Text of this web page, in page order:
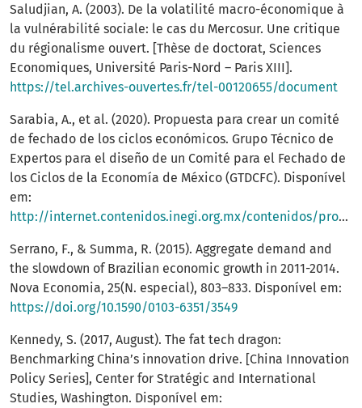
Saludjian, A. (2003). De la volatilité macro-économique à
la vulnérabilité sociale: le cas du Mercosur. Une critique
du régionalisme ouvert. [Thèse de doctorat, Sciences
Economiques, Université Paris-Nord – Paris XIII].
https://tel.archives-ouvertes.fr/tel-00120655/document
Sarabia, A., et al. (2020). Propuesta para crear un comité
de fechado de los ciclos económicos. Grupo Técnico de
Expertos para el diseño de un Comité para el Fechado de
los Ciclos de la Economía de México (GTDCFC). Disponível
em:
http://internet.contenidos.inegi.org.mx/contenidos/productos/prod_serv/contenidos/espanol/bvinegi/productos/nueva_estruc/promo/GTDCFC_2020.pdf
Serrano, F., & Summa, R. (2015). Aggregate demand and
the slowdown of Brazilian economic growth in 2011-2014.
Nova Economia, 25(N. especial), 803–833. Disponível em:
https://doi.org/10.1590/0103-6351/3549
Kennedy, S. (2017, August). The fat tech dragon:
Benchmarking China’s innovation drive. [China Innovation
Policy Series], Center for Stratégic and International
Studies, Washington. Disponível em: